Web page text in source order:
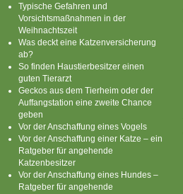
Typische Gefahren und
Vorsichtsmaßnahmen in der
Weihnachtszeit
Was deckt eine Katzenversicherung
ab?
So finden Haustierbesitzer einen
guten Tierarzt
Geckos aus dem Tierheim oder der
Auffangstation eine zweite Chance
geben
Vor der Anschaffung eines Vogels
Vor der Anschaffung einer Katze – ein
Ratgeber für angehende
Katzenbesitzer
Vor der Anschaffung eines Hundes –
Ratgeber für angehende